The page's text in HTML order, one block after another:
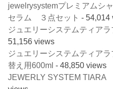
jewelrysystemプレミアムシ
セラム ３点セット - 54,014
ジュエリーシステムティア
51,156 views
ジュエリーシステムティア
替え用600ml - 48,850 views
JEWERLY SYSTEM TIARA